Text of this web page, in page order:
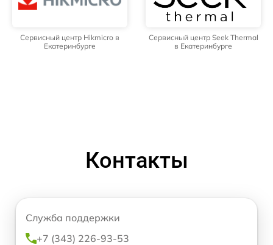
Сервисный центр Hikmicro в
Екатеринбурге
Сервисный центр Seek Thermal
в Екатеринбурге
Контакты
Служба поддержки
+7 (343) 226-93-53